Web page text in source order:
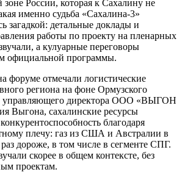
зоне России, которая к Сахалину не
именно судьба «Сахалина-3»
загадкой: детальные доклады и
работы по проекту на пленарных
а кулуарные переговоры
официальной программы.
форуме отмечали логистические
региона на фоне Ормузского
управляющего директора ООО «ВЫГОН
Выгона, сахалинские ресурсы
благодаря
плечу: газ из США и Австралии в
дороже, в том числе в сегменте СПГ.
скорее в общем контексте, без
проектам.